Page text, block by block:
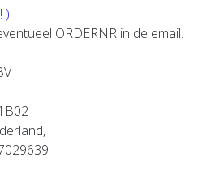
)
ORDERNR in de email.